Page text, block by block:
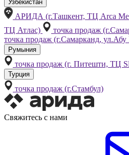
Узбекистан
АРИДА (г.Ташкент, ТЦ Arca
ТЦ Атлас)
точка продаж
точка продаж (г.Самарканд,
Румыния
точка продаж (г. Питешти, ТЦ
Турция
точка продаж (г.Стамбул)
Свяжитесь с нами